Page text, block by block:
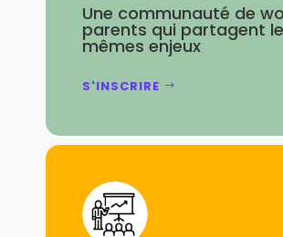
Une communauté de
parents qui partagent
mêmes enjeux
S'INSCRIRE